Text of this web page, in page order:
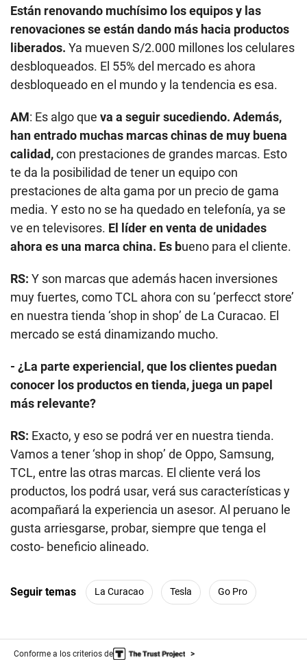
Están renovando muchísimo los equipos y las
renovaciones se están dando más hacia productos
liberados. Ya mueven S/2.000 millones los celulares
desbloqueados. El 55% del mercado es ahora
desbloqueado en el mundo y la tendencia es esa.
AM: Es algo que va a seguir sucediendo. Además,
han entrado muchas marcas chinas de muy buena
calidad,con prestaciones de grandes marcas. Esto
te da la posibilidad de tener un equipo con
prestaciones de alta gama por un precio de gama
media. Y esto no se ha quedado en telefonía, ya se
ve en televisores. El líder en venta de unidades
ahora es una marca china. Es bueno para el cliente.
RS: Y son marcas que además hacen inversiones
muy fuertes, como TCL ahora con su ‘perfecct store’
en nuestra tienda ‘shop in shop’ de La Curacao. El
mercado se está dinamizando mucho.
- ¿La parte experiencial, que los clientes puedan
conocer los productos en tienda, juega un papel
más relevante?
RS: Exacto, y eso se podrá ver en nuestra tienda.
Vamos a tener ‘shop in shop’ de Oppo, Samsung,
TCL, entre las otras marcas. El cliente verá los
productos, los podrá usar, verá sus características y
acompañará la experiencia un asesor. Al peruano le
gusta arriesgarse, probar, siempre que tenga el
costo- beneficio alineado.
Seguir temas La Curacao Tesla Go Pro
Conforme a los criterios de